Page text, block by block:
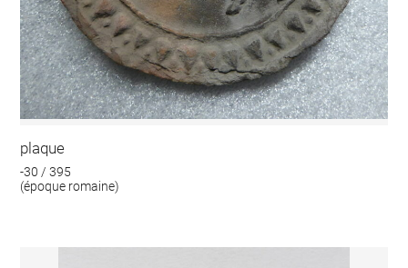
plaque
-30 / 395
(époque romaine)